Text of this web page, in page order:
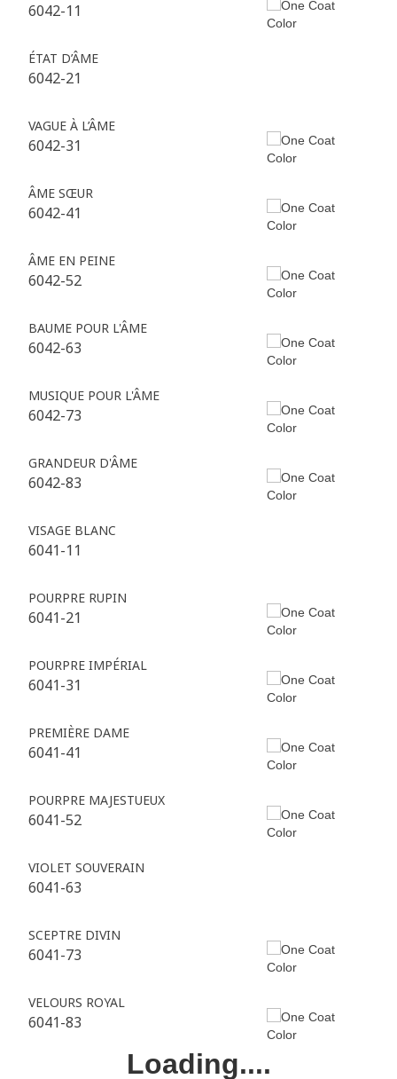
6042-11
ÉTAT D’ÂME
6042-21
VAGUE À L’ÂME
6042-31
ÂME SŒUR
6042-41
ÂME EN PEINE
6042-52
BAUME POUR L'ÂME
6042-63
MUSIQUE POUR L'ÂME
6042-73
GRANDEUR D'ÂME
6042-83
VISAGE BLANC
6041-11
POURPRE RUPIN
6041-21
POURPRE IMPÉRIAL
6041-31
PREMIÈRE DAME
6041-41
POURPRE MAJESTUEUX
6041-52
VIOLET SOUVERAIN
6041-63
SCEPTRE DIVIN
6041-73
VELOURS ROYAL
6041-83
Loading....